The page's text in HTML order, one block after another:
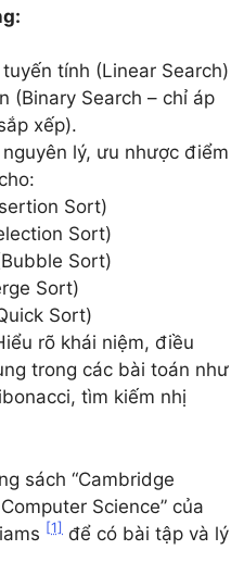
tính (Linear Search)
(Binary Search – chỉ áp
xếp).
lý, ưu nhược điểm
Sort)
Sort)
Sort)
Sort)
Sort)
rõ khái niệm, điều
trong các bài toán như
tìm kiếm nhị
sách “Cambridge
Science” của
[1] để có bài tập và lý